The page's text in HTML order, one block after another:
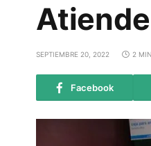
SEPTIEMBRE 20, 2022 2
Facebook